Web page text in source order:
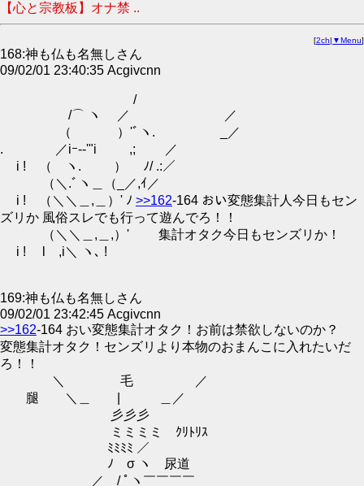
【心と宗教板】オナ禁 ..
[2ch| ▼Menu]
168:神も仏も名無しさん
09/02/01 23:40:35 Acgivcnn
/
/⌒ ヽ ／ ／
（ ）'ﾞヽ. _／
. ／iｰ-‐'"i ,; ／
i ! （ ヽ. ） ﾉ/ .:／
（＼.ﾞヽ＿（_／,ｲ／
i ! （＼＼＿,＿）' ﾉ >>162-164 おい変態集計人今日もセン
ズリか 風俗スレでも行って遊んでろ！！
（＼＼＿,＿,）' 集計オタク今日もセンズリか！
i ! l ,i＼ ヽ､ !
169:神も仏も名無しさん
09/02/01 23:42:45 Acgivcnn
>>162-164 おい変態集計オタク！お前は禁欲しないのか？
変態集計オタク！センズリより本物のおまんこに入れたいだ
ろ！！
＼ 毛 ／
腿 ＼＿ | ＿／
彡彡彡
ミミミミ ｸﾘﾄﾘｽ
ﾐﾐﾐﾐ ／￣￣￣￣
ﾉ σ ヽ 尿道
／ / ﾟヽ￣￣￣￣